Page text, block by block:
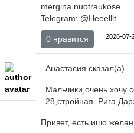
mergina nuotraukose...
Telegram: @Heeelllt
0 нравится 2026-07-
Анастасия сказал(а)
Мальчики,очень хочу
28,стройная.
Привет, есть ишо